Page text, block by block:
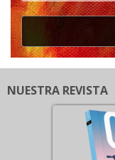
NUESTRA REVISTA